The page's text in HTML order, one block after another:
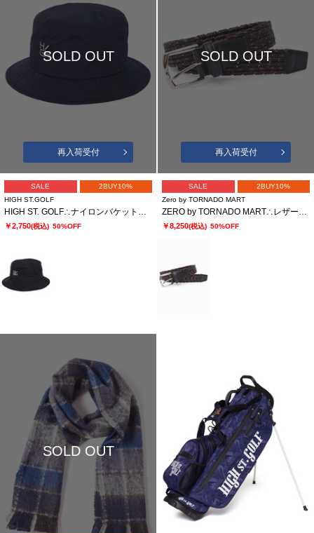
SOLD OUT
再入荷受付
SALE
2BUY10%
HIGH ST.GOLF
HIGH ST. GOLF∴ナイロンバケットハット
￥2,750(税込) 50%OFF
SOLD OUT
再入荷受付
SALE
2BUY10%
Zero by TORNADO MART
ZERO by TORNADO MART∴レザーストレッチメッシュベルト
￥8,250(税込) 50%OFF
SOLD OUT